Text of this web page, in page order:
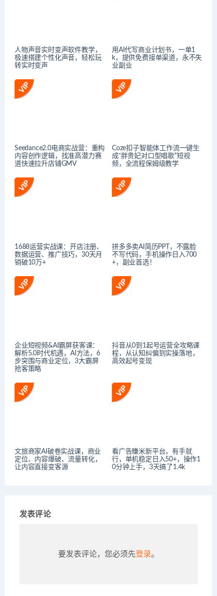
人物声音实时变声软件教学，
极速搭建个性化声音，轻松玩
转实时变声
用AI代写商业计划书，一单1
k，提供免费接单渠道，永不失
业副业
Seedance2.0电商实战营：重构
内容创作逻辑，找准高潜力赛
道快速拉升店铺GMV
Coze扣子智能体工作流一键生
成“胖贵妃对口型唱歌“短视
频，全流程保姆级教学
1688运营实战课：开店注册、
数据运营、推广技巧，30天月
销破10万+
拼多多卖AI简历PPT，不露脸
不写代码，手机操作日入700
+，副业首选！
企业短视频&AI霸屏获客课：
解析5.0时代机遇，AI方法，6
步突围与商业定位，3大霸屏
抢客策略
抖音从0到1起号运营全攻略课
程，从认知纠偏到实操落地，
高效起号变现
文旅商家AI破卷实战课，商业
定位、内容爆破、流量转化，
让内容直接变客源
看广告賺米新平台，有手就
行，单机稳定日入50+，操作1
0分钟上手，3天搞了1.4k
发表评论
要发表评论，您必须先登录。